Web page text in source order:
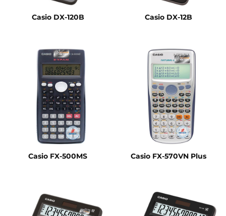
Casio DX-120B Casio DX-12B
Casio FX-500MS Casio FX-570VN Plus